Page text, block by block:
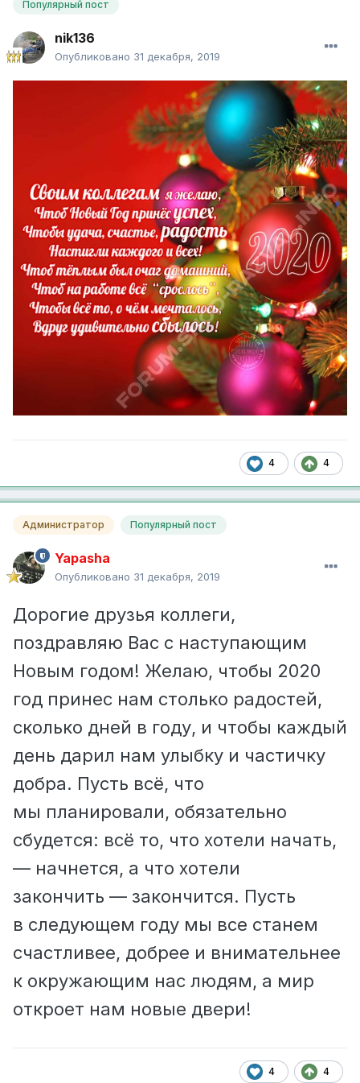
Популярный пост
nik136
Опубликовано 31 декабря, 2019
4 4
Администратор Популярный пост
Yapasha
Опубликовано 31 декабря, 2019
Дорогие друзья коллеги,
поздравляю Вас с наступающим
Новым годом! Желаю, чтобы 2020
год принес нам столько радостей,
сколько дней в году, и чтобы каждый
день дарил нам улыбку и частичку
добра. Пусть всё, что
мы планировали, обязательно
сбудется: всё то, что хотели начать,
— начнется, а что хотели
закончить — закончится. Пусть
в следующем году мы все станем
счастливее, добрее и внимательнее
к окружающим нас людям, а мир
откроет нам новые двери!
4 4